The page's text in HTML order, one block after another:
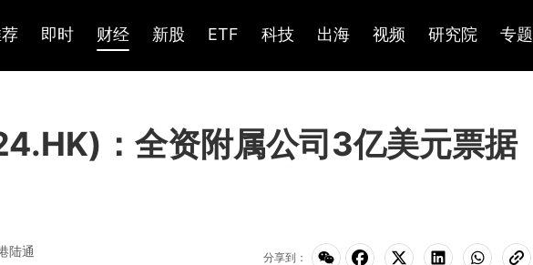
即时 财经 新股 ETF 科技 出海 视频 研究院 专题
：全资附属公司3亿美元票据
陆通 分享到：